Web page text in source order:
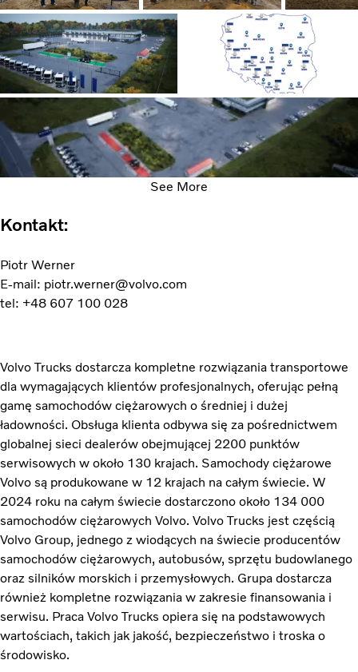
See More
Kontakt:
Piotr Werner
E-mail: piotr.werner@volvo.com
tel: +48 607 100 028
Volvo Trucks dostarcza kompletne rozwiązania transportowe
dla wymagających klientów profesjonalnych, oferując pełną
gamę samochodów ciężarowych o średniej i dużej
ładowności. Obsługa klienta odbywa się za pośrednictwem
globalnej sieci dealerów obejmującej 2200 punktów
serwisowych w około 130 krajach. Samochody ciężarowe
Volvo są produkowane w 12 krajach na całym świecie. W
2024 roku na całym świecie dostarczono około 134 000
samochodów ciężarowych Volvo. Volvo Trucks jest częścią
Volvo Group, jednego z wiodących na świecie producentów
samochodów ciężarowych, autobusów, sprzętu budowlanego
oraz silników morskich i przemysłowych. Grupa dostarcza
również kompletne rozwiązania w zakresie finansowania i
serwisu. Praca Volvo Trucks opiera się na podstawowych
wartościach, takich jak jakość, bezpieczeństwo i troska o
środowisko.